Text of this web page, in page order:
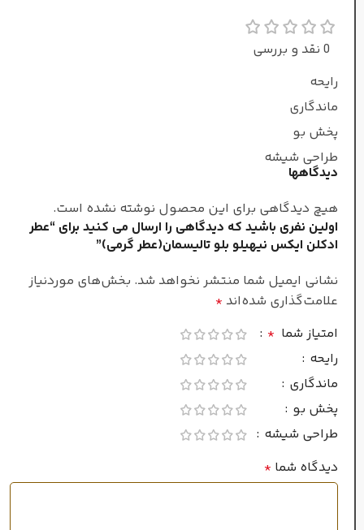
ادو تویلت
فصل
ماندگاری
بسیار خوب
پراکندگی
سال عرضه
0 نقد و بررسی
رایحه
ماندگاری
پخش بو
طراحی شیشه
دیدگاهها
هیچ دیدگاهی برای این محصول نوشته نشده است.
اولین نفری باشید که دیدگاهی را ارسال می کنید برای “عطر
ادکلن ایکس نیهیلو بلو تالیسمان(عطر گرمی)”
نشانی ایمیل شما منتشر نخواهد شد. بخش‌های موردنیاز
علامت‌گذاری شده‌اند *
امتیاز شما *
رایحه
ماندگاری
پخش بو
طراحی شیشه
دیدگاه شما *